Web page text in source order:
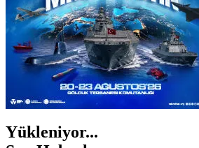
Yükleniyor...